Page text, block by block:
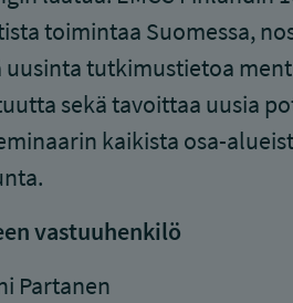
toimintaa Suomessa,
uusinta tutkimustietoa
sekä tavoittaa uusia
kaikista osa-
vastuuhenkilö
Partanen